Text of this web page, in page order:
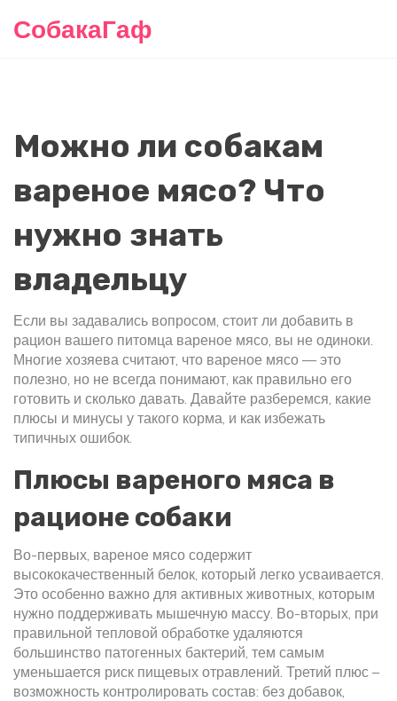
СобакаГаф
Можно ли собакам
вареное мясо? Что
нужно знать
владельцу
Если вы задавались вопросом, стоит ли добавить в
рацион вашего питомца вареное мясо, вы не одиноки.
Многие хозяева считают, что вареное мясо — это
полезно, но не всегда понимают, как правильно его
готовить и сколько давать. Давайте разберемся, какие
плюсы и минусы у такого корма, и как избежать
типичных ошибок.
Плюсы вареного мяса в
рационе собаки
Во-первых, вареное мясо содержит
высококачественный белок, который легко усваивается.
Это особенно важно для активных животных, которым
нужно поддерживать мышечную массу. Во-вторых, при
правильной тепловой обработке удаляются
большинство патогенных бактерий, тем самым
уменьшается риск пищевых отравлений. Третий плюс –
возможность контролировать состав: без добавок,